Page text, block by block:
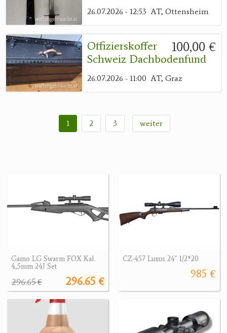
26.07.2026 - 12:53 AT, Ottensheim
100,00 €
Offizierskoffer
Schweiz Dachbodenfund
26.07.2026 - 11:00 AT, Graz
1 2 3 weiter
Gamo LG Swarm FOX Kal.
4,5mm 24J Set
296.65 €
296.65 €
CZ-457 Luxus 24" 1/2*20
985 €